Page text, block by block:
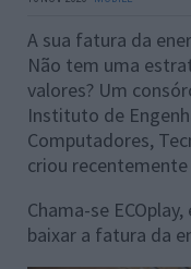
A sua fatura da
Não tem uma
valores? Um
Instituto de
Computadores,
criou
Chama-se
baixar a fatura da